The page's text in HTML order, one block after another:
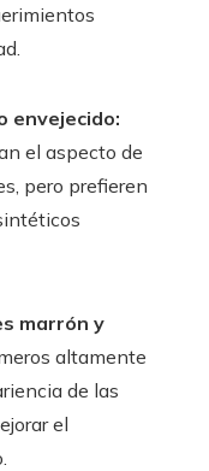
envejecido:
el aspecto de
pero prefieren
marrón y
altamente
de las
el